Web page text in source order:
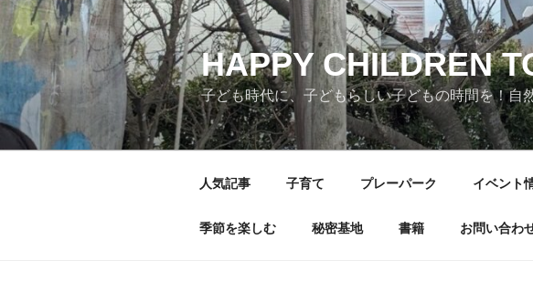
コ
ン
テ
ツ
へ
HAPPY CHILDREN
子ども時代に、子どもらしい子どもの時間を！
人気記事 子育て プレーパーク イベント
季節を楽しむ 秘密基地 書籍 お問い合わ